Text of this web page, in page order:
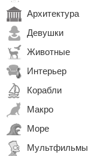
Архитектура
Девушки
Животные
Интерьер
Корабли
Макро
Море
Мультфильмы